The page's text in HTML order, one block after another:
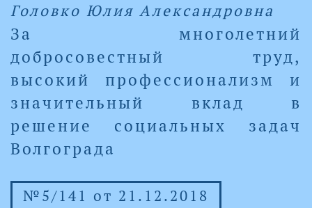
Головко Юлия Александровна
За многолетний
добросовестный труд,
высокий профессионализм и
значительный вклад в
решение социальных задач
Волгограда
№5/141 от 21.12.2018